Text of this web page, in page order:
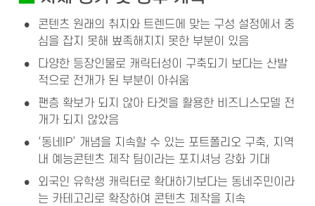
•
콘텐츠 원래의 취지와 트렌드에 맞는 구성 설정에서 중
심을 잡지 못해 뾰족해지지 못한 부분이 있음
•
다양한 등장인물로 캐릭터성이 구축되기 보다는 산발
적으로 전개가 된 부분이 아쉬움
•
팬층 확보가 되지 않아 타겟을 활용한 비즈니스모델 전
개가 되지 않았음
•
‘동네IP’ 개념을 지속할 수 있는 포트폴리오 구축, 지역
내 예능콘텐츠 제작 팀이라는 포지셔닝 강화 기대
•
외국인 유학생 캐릭터로 확대하기보다는 동네주민이라
는 카테고리로 확장하여 콘텐츠 제작을 지속